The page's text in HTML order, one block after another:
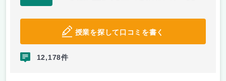
授業を探して口コミを書く
12,178件